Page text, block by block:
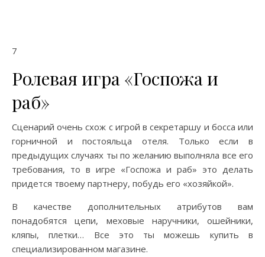
7
Ролевая игра «Госпожа и
раб»
Сценарий очень схож с игрой в секретаршу и босса или
горничной и постояльца отеля. Только если в
предыдущих случаях ты по желанию выполняла все его
требования, то в игре «Госпожа и раб» это делать
придется твоему партнеру, побудь его «хозяйкой».
В качестве дополнительных атрибутов вам
понадобятся цепи, меховые наручники, ошейники,
кляпы, плетки… Все это ты можешь купить в
специализированном магазине.